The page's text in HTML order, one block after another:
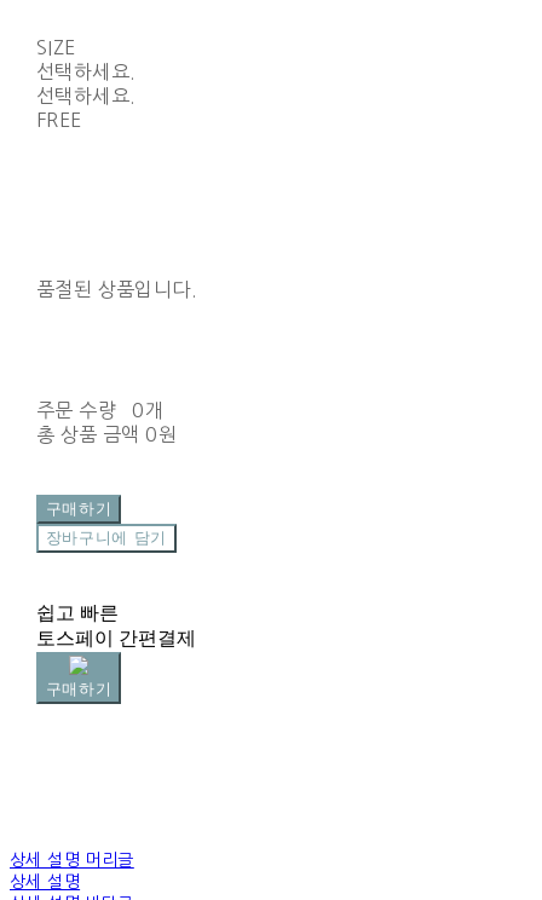
SIZE
선택하세요.
선택하세요.
FREE
품절된 상품입니다.
주문 수량
0개
총 상품 금액 0원
구매하기
장바구니에 담기
쉽고 빠른
토스페이 간편결제
구매하기
상세 설명 머리글
상세 설명